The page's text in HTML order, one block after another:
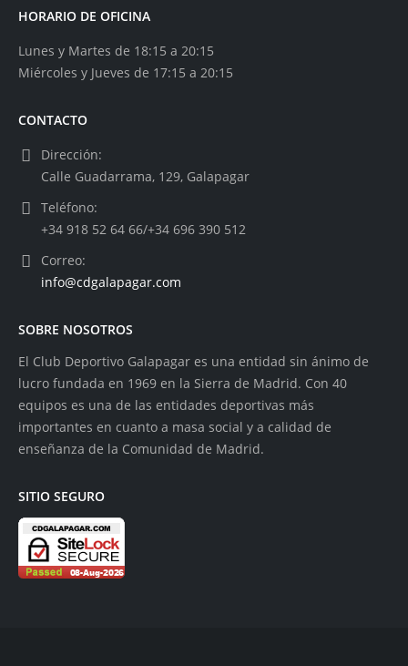
HORARIO DE OFICINA
Lunes y Martes de 18:15 a 20:15
Miércoles y Jueves de 17:15 a 20:15
CONTACTO
Dirección:
Calle Guadarrama, 129, Galapagar
Teléfono:
+34 918 52 64 66/+34 696 390 512
Correo:
info@cdgalapagar.com
SOBRE NOSOTROS
El Club Deportivo Galapagar es una entidad sin ánimo de
lucro fundada en 1969 en la Sierra de Madrid. Con 40
equipos es una de las entidades deportivas más
importantes en cuanto a masa social y a calidad de
enseñanza de la Comunidad de Madrid.
SITIO SEGURO